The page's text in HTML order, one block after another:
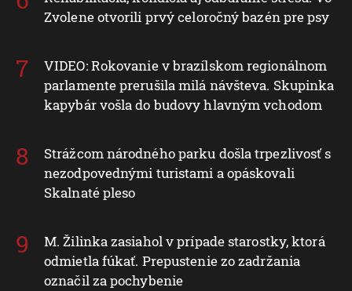
Zvolene otvorili prvý celoročný bazén pre psy
VIDEO: Rokovanie v brazílskom regionálnom
parlamente prerušila milá návšteva. Skupinka
kapybár vošla do budovy hlavným vchodom
Strážcom národného parku došla trpezlivosť s
nezodpovednými turistami a opáskovali
Skalnaté pleso
M. Žilinka zasiahol v prípade starostky, ktorá
odmietla fúkať. Prepustenie zo zadržania
označil za pochybenie